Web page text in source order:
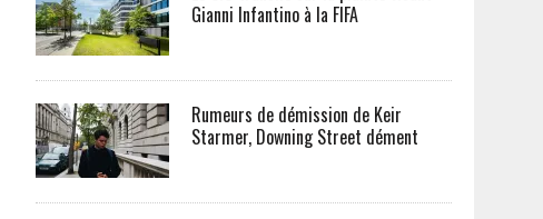
Gianni Infantino à la FIFA
Rumeurs de démission de Keir
Starmer, Downing Street dément